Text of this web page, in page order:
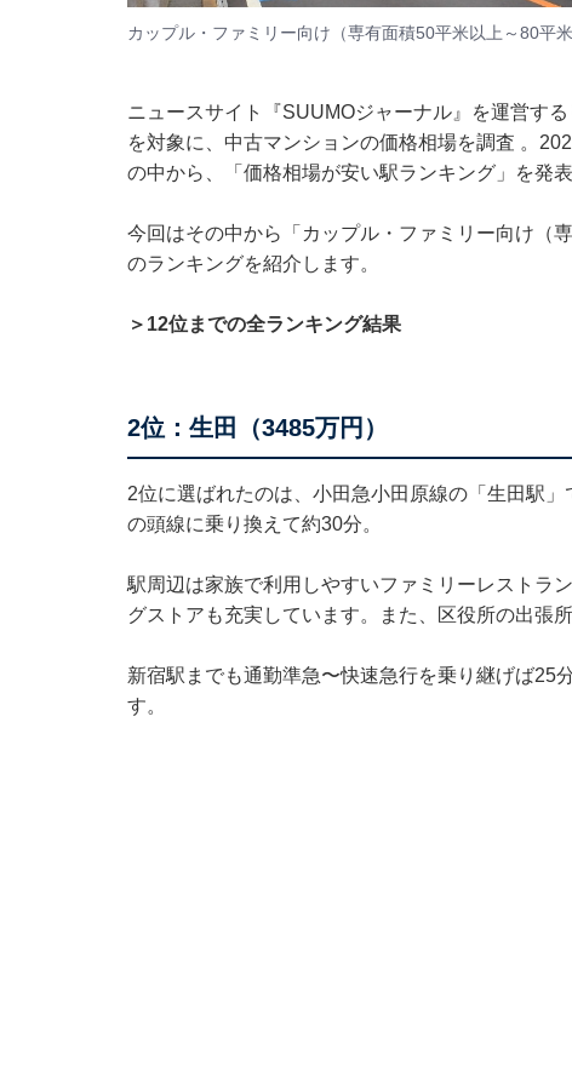
カップル・ファミリー向け（専有面積50平米以上～80平
ニュースサイト『SUUMOジャーナル』を運営す
を対象に、中古マンションの価格相場を調査 。
の中から、「価格相場が安い駅ランキング」を発表
今回はその中から「カップル・ファミリー向け（
のランキングを紹介します。
＞12位までの全ランキング結果
2位：生田（3485万円）
2位に選ばれたのは、小田急小田原線の「生田駅
の頭線に乗り換えて約30分。
駅周辺は家族で利用しやすいファミリーレストラ
グストアも充実しています。また、区役所の出張
新宿駅までも通勤準急〜快速急行を乗り継げば25
す。